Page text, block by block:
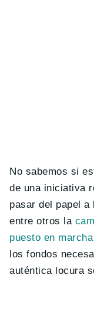
No sabemos si
de una iniciativa
pasar del papel a
entre otros la
puesto en marcha
los fondos
auténtica locura